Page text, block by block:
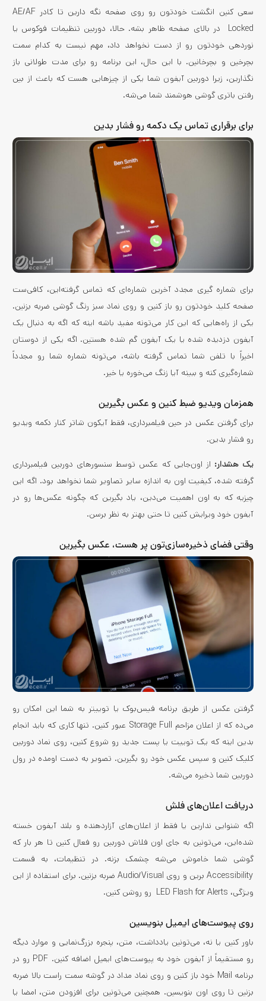
سعی کنین انگشت خودتون رو روی صفحه نگه دارین تا کادر AE/AF
Locked در بالای صفحه ظاهر بشه. حالا، دوربین تنظیمات فوکوس یا
نوردهی خودتون رو از دست نخواهد داد، مهم نیست به کدام سمت
بچرخین و بچرخانین. با این حال، این برنامه رو برای مدت طولانی باز
نگذارین، زیرا دوربین آیفون شما یکی از چیزهایی هست که باعث از بین
رفتن باتری گوشی هوشمند شما می‌شه.
برای برقراری تماس یک دکمه رو فشار بدین
برای شماره گیری مجدد آخرین شماره‌ای که تماس گرفته‌این، کافی‌ست
صفحه کلید خودتون رو باز کنین و روی نماد سبز رنگ گوشی ضربه بزنین.
یکی از راه‌هایی که این کار می‌تونه مفید باشه اینه که اگه به دنبال یک
آیفون دزدیده شده یا یک آیفون گم شده هستین. اگه یکی از دوستان
اخیراً با تلفن شما تماس گرفته باشه، می‌تونه شماره شما رو مجدداً
شماره‌گیری کنه و ببینه آیا زنگ می‌خوره یا خیر.
همزمان ویدیو ضبط کنین و عکس بگیرین
برای گرفتن عکس در حین فیلمبرداری، فقط آیکون شاتر کنار دکمه ویدیو
رو فشار بدین.
یک هشدار: از اون‌جایی که عکس توسط سنسورهای دوربین فیلمبرداری
گرفته شده، کیفیت اون به اندازه سایر تصاویر شما نخواهد بود. اگه این
چیزیه که به اون اهمیت می‌دین، یاد بگیرین که چگونه عکس‌ها رو در
آیفون خود ویرایش کنین تا حتی بهتر به نظر برسن.
وقتی فضای ذخیره‌سازی‌تون پر هست، عکس بگیرین
گرفتن عکس از طریق برنامه فیس‌بوک یا توییتر به شما این امکان رو
می‌ده که از اعلان مزاحم Storage Full عبور کنین. تنها کاری که باید انجام
بدین اینه که یک توییت یا پست جدید رو شروع کنین، روی نماد دوربین
کلیک کنین و سپس عکس خود رو بگیرین. تصویر به دست اومده در رول
دوربین شما ذخیره می‌شه.
دریافت اعلان‌های فلش
اگه شنوایی ندارین یا فقط از اعلان‌های آزاردهنده و بلند آیفون خسته
شده‌این، می‌تونین به جای اون فلاش دوربین رو فعال کنین تا هر بار که
گوشی شما خاموش می‌شه چشمک بزنه. در تنظیمات، به قسمت
Accessibility برین و روی Audio/Visual ضربه بزنین. برای استفاده از این
ویژگی، LED Flash for Alerts رو روشن کنین.
روی پیوست‌های ایمیل بنویسین
باور کنین یا نه، می‌تونین یادداشت، متن، پنجره بزرگ‌نمایی و موارد دیگه
رو مستقیماً از آیفون خود به پیوست‌های ایمیل اضافه کنین. PDF رو در
برنامه Mail خود باز کنین و روی نماد مداد در گوشه سمت راست بالا ضربه
بزنین تا روی اون بنویسین. همچنین می‌تونین برای افزودن متن، امضا یا